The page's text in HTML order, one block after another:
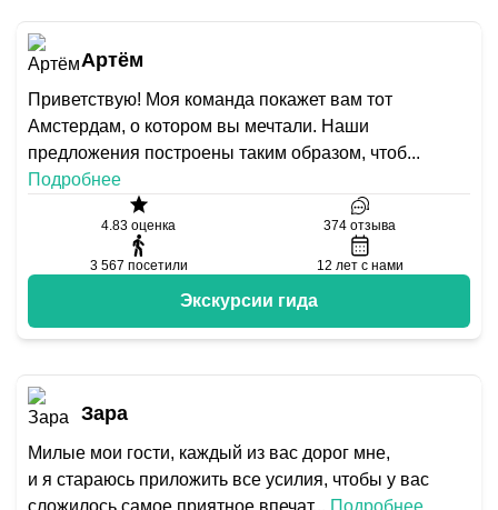
Артём
Приветствую! Моя команда покажет вам тот
Амстердам, о котором вы мечтали. Наши
предложения построены таким образом, чтоб...
Подробнее
4.83 оценка 374 отзыва
3 567 посетили 12 лет с нами
Экскурсии гида
Зара
Mилые мои гости, каждый из вас дорог мне,
и я стараюсь приложить все усилия, чтобы у вас
сложилось самое приятное впечат... Подробнее